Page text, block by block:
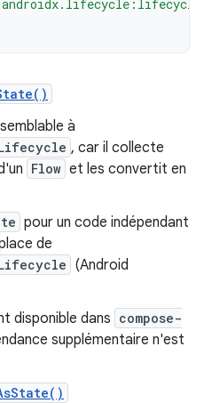
à
, car il collecte
Flow et les convertit en
pour un code indépendant
de
(Android
disponible dans compose-
supplémentaire n'est